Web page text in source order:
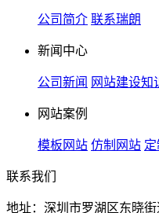
公司简介 联系瑞朗
新闻中心
公司新闻 网站建设知
网站案例
模板网站 仿制网站
联系我们
地址：深圳市罗湖区东晓